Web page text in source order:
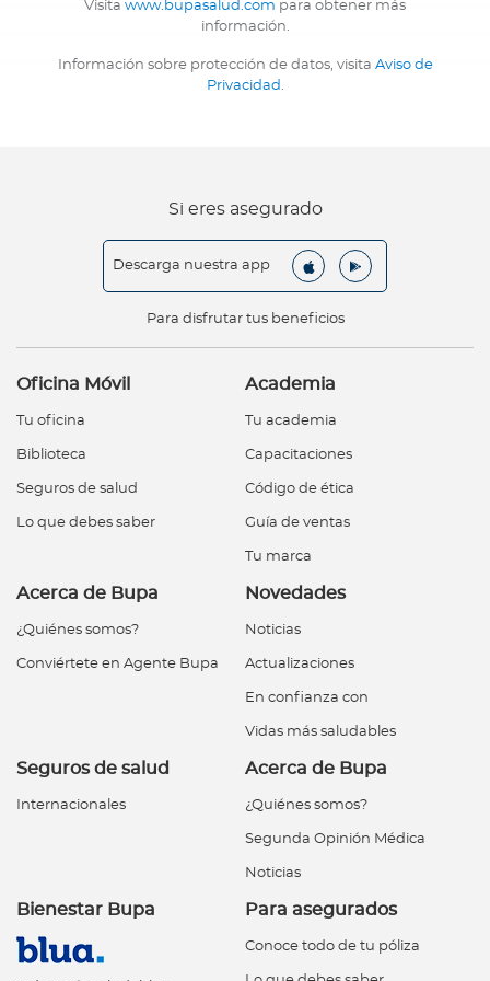
Visita www.bupasalud.com para obtener más
información.
Información sobre protección de datos, visita Aviso de
Privacidad .
Si eres asegurado
Descarga nuestra app
Para disfrutar tus beneficios
Oficina Móvil
Tu oficina
Biblioteca
Seguros de salud
Lo que debes saber
Academia
Tu academia
Capacitaciones
Código de ética
Guía de ventas
Tu marca
Acerca de Bupa
¿Quiénes somos?
Conviértete en Agente Bupa
Novedades
Noticias
Actualizaciones
En confianza con
Vidas más saludables
Seguros de salud
Internacionales
Acerca de Bupa
¿Quiénes somos?
Segunda Opinión Médica
Noticias
Bienestar Bupa Para asegurados
Conoce todo de tu póliza